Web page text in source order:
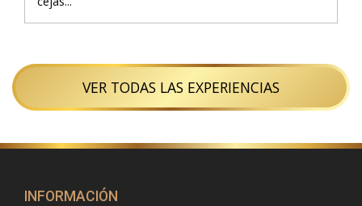
VER TODAS LAS EXPERIENCIAS
INFORMACIÓN